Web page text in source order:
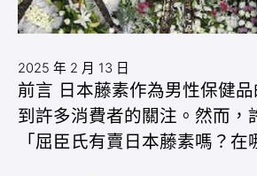
2025 年 2 月 13 日
前言 日本藤素作為男性保健
到許多消費者的關注。然而，
「屈臣氏有賣日本藤素嗎？